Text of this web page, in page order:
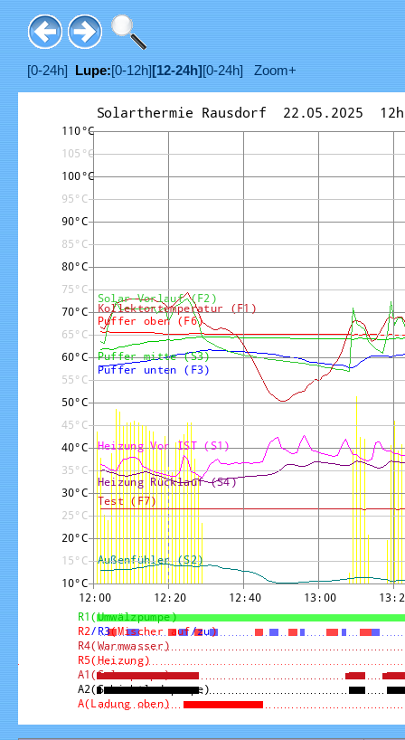
[0-24h] Lupe:[0-12h] [12-24h] [0-24h] Zoom+